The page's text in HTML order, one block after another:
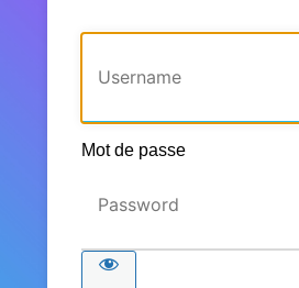
Mot de passe